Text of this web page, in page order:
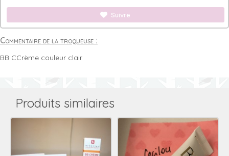
Suivre
Commentaire de la troqueuse :
BB CCrème couleur clair
Produits similaires